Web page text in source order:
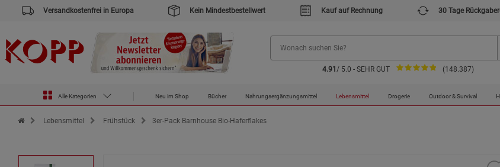
Versandkostenfrei in Europa Kein Mindestbestellwert Kauf auf Rechnung 30 Tage
4.91 / 5.0 - SEHR GUT (148.387)
Alle Kategorien Neu im Shop Bücher Nahrungsergänzungsmittel Lebensmittel Drogerie Outdoor & Survival
Zur Startseite des Kopp Verlag Online-Shop
Lebensmittel Frühstück 3er-Pack Barnhouse Bio-Haferflakes